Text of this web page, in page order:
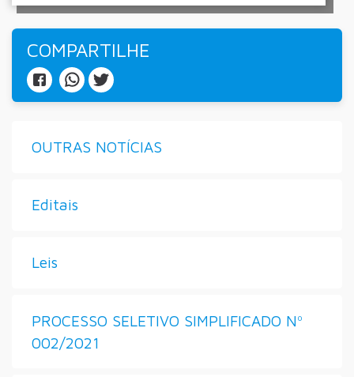
COMPARTILHE
OUTRAS NOTÍCIAS
Editais
Leis
PROCESSO SELETIVO SIMPLIFICADO Nº
002/2021